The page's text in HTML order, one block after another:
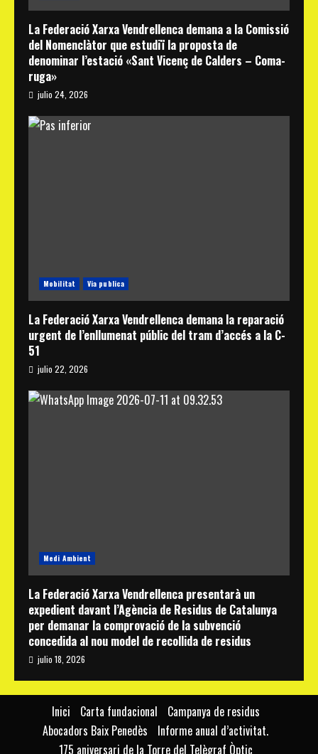
La Federació Xarxa Vendrellenca demana a la Comissió
del Nomenclàtor que estudiï la proposta de
denominar l’estació «Sant Vicenç de Calders – Coma-
ruga»
julio 24, 2026
Mobilitat Via publica
La Federació Xarxa Vendrellenca demana la reparació
urgent de l’enllumenat públic del tram d’accés a la C-
51
julio 22, 2026
Medi Ambient
La Federació Xarxa Vendrellenca presentarà un
expedient davant l’Agència de Residus de Catalunya
per demanar la comprovació de la subvenció
concedida al nou model de recollida de residus
julio 18, 2026
Inici Carta fundacional
Campanya de residus
Abocadors Baix Penedès
Informe anual d’activitat.
175 aniversari de la Torre del Telègraf Òptic